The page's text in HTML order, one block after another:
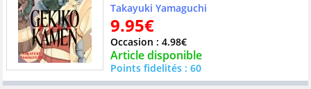
Takayuki Yamaguchi
9.95€
Occasion : 4.98€
Article disponible
Points fidelités : 60